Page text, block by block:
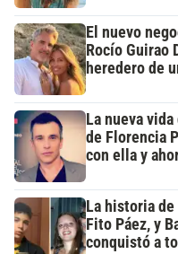
El nuevo
Rocío Guirao
heredero de
La nueva
de Florencia
con ella y
La historia
Fito Páez, y
conquistó a